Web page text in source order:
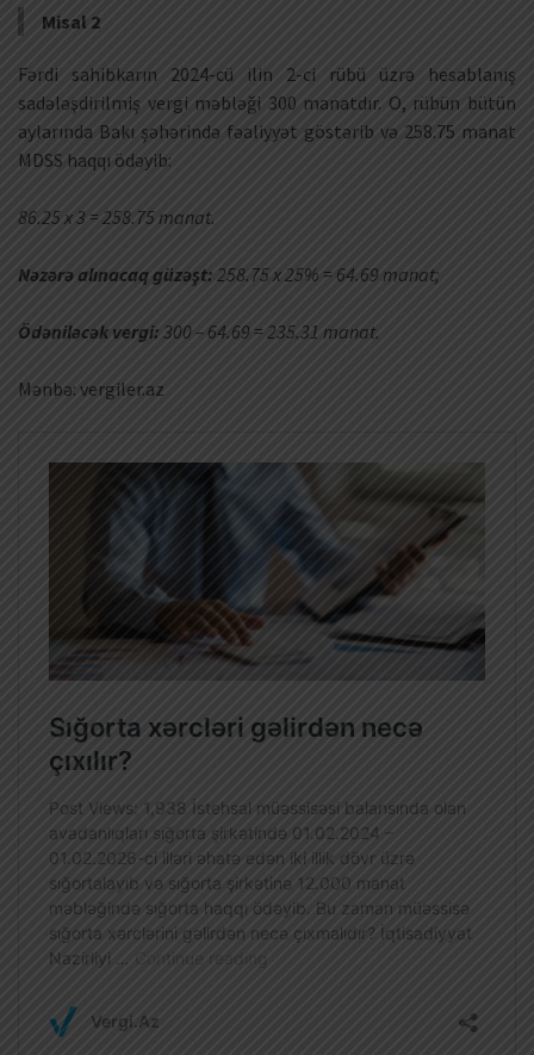
Misal 2
Fərdi sahibkarın 2024-cü ilin 2-ci rübü üzrə hesablanış
sadələşdirilmiş vergi məbləği 300 manatdır. O, rübün bütün
aylarında Bakı şəhərində fəaliyyət göstərib və 258.75 manat
MDSS haqqı ödəyib:
86.25 x 3 = 258.75 manat.
Nəzərə alınacaq güzəşt: 258.75 x 25% = 64.69 manat;
Ödəniləcək vergi: 300 – 64.69 = 235.31 manat.
Mənbə: vergiler.az